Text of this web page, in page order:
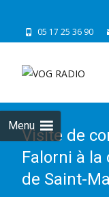
05 17 25 36 90
Menu
Visite de
Falorni à
de Saint-